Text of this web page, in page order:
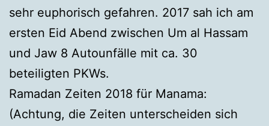
sehr euphorisch gefahren. 2017 sah ich am
ersten Eid Abend zwischen Um al Hassam
und Jaw 8 Autounfälle mit ca. 30
beteiligten PKWs.
Ramadan Zeiten 2018 für Manama:
(Achtung, die Zeiten unterscheiden sich